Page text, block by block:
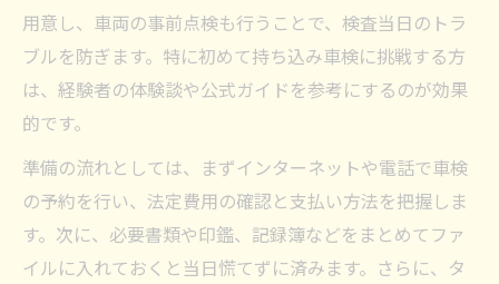
用意し、車両の事前点検も行うことで、検査当日のトラ
ブルを防ぎます。特に初めて持ち込み車検に挑戦する方
は、経験者の体験談や公式ガイドを参考にするのが効果
的です。
準備の流れとしては、まずインターネットや電話で車検
の予約を行い、法定費用の確認と支払い方法を把握しま
す。次に、必要書類や印鑑、記録簿などをまとめてファ
イルに入れておくと当日慌てずに済みます。さらに、タ